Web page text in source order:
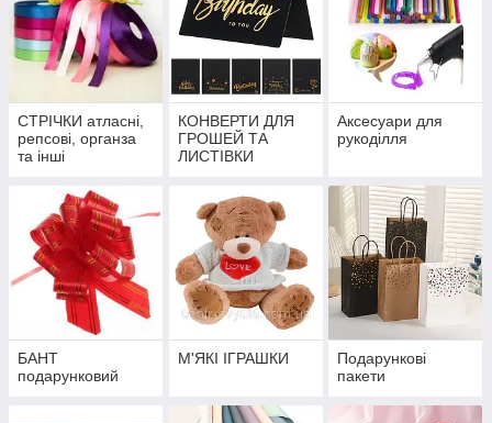
СТРІЧКИ атласні,
репсові, органза
та інші
КОНВЕРТИ ДЛЯ
ГРОШЕЙ ТА
ЛИСТІВКИ
Аксесуари для
рукоділля
БАНТ
подарунковий
М'ЯКІ ІГРАШКИ
Подарункові
пакети